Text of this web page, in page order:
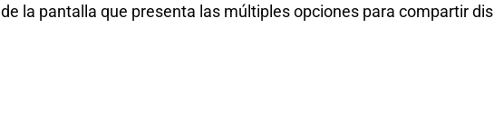
la pantalla que presenta las múltiples opciones para compartir